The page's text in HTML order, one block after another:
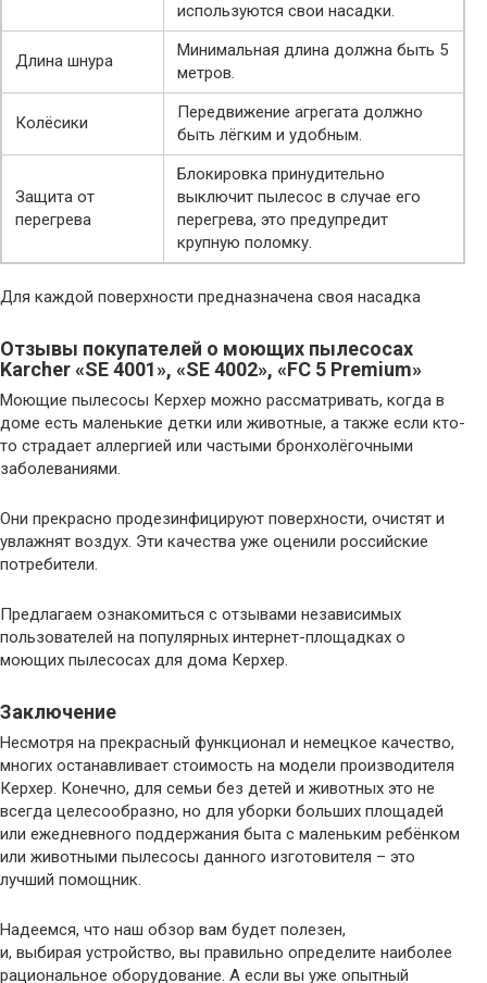
используются свои насадки.
Длина шнура
Минимальная длина должна быть 5
метров.
Колёсики
Передвижение агрегата должно
быть лёгким и удобным.
Защита от
перегрева
Блокировка принудительно
выключит пылесос в случае его
перегрева, это предупредит
крупную поломку.
Для каждой поверхности предназначена своя насадка
Отзывы покупателей о моющих пылесосах
Karcher «SE 4001», «SE 4002», «FC 5 Premium»
Моющие пылесосы Керхер можно рассматривать, когда в
доме есть маленькие детки или животные, а также если кто-
то страдает аллергией или частыми бронхолёгочными
заболеваниями.
Они прекрасно продезинфицируют поверхности, очистят и
увлажнят воздух. Эти качества уже оценили российские
потребители.
Предлагаем ознакомиться с отзывами независимых
пользователей на популярных интернет-площадках о
моющих пылесосах для дома Керхер.
Заключение
Несмотря на прекрасный функционал и немецкое качество,
многих останавливает стоимость на модели производителя
Керхер. Конечно, для семьи без детей и животных это не
всегда целесообразно, но для уборки больших площадей
или ежедневного поддержания быта с маленьким ребёнком
или животными пылесосы данного изготовителя – это
лучший помощник.
Надеемся, что наш обзор вам будет полезен,
и, выбирая устройство, вы правильно определите наиболее
рациональное оборудование. А если вы уже опытный